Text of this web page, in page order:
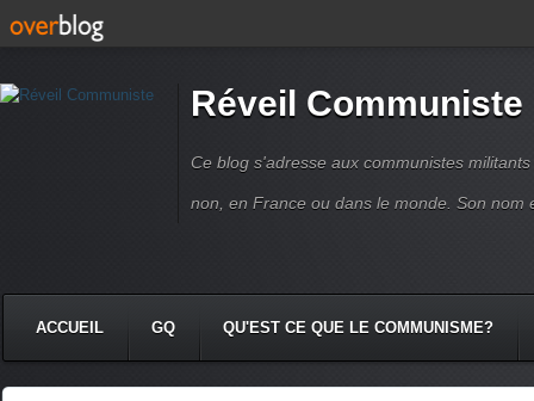
Réveil Communiste
Ce blog s'adresse aux communistes
non, en France ou dans le monde. Son nom
ACCUEIL GQ QU'EST CE QUE LE COMMUNISME?